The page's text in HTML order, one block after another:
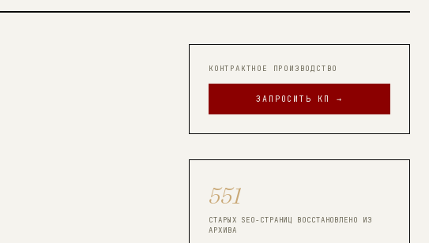
КОНТРАКТНОЕ ПРОИЗВОДСТВО
ЗАПРОСИТЬ КП →
551
СТАРЫХ SEO-СТРАНИЦ ВОССТАНОВЛЕНО ИЗ
АРХИВА